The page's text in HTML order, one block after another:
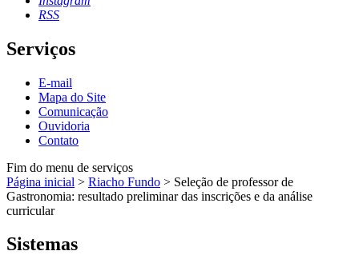
RSS
Serviços
E-mail
Mapa do Site
Comunicação
Ouvidoria
Contato
Fim do menu de serviços
Página inicial > Riacho Fundo > Seleção de professor de
Gastronomia: resultado preliminar das inscrições e da análise
curricular
Sistemas